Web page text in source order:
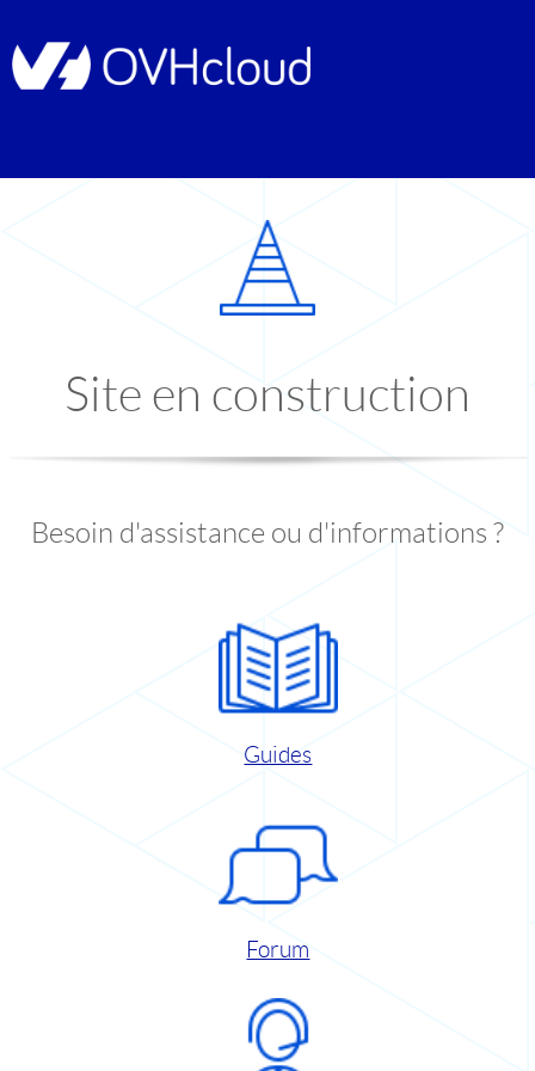
Site en construction
Besoin d'assistance ou d'informations ?
Guides
Forum